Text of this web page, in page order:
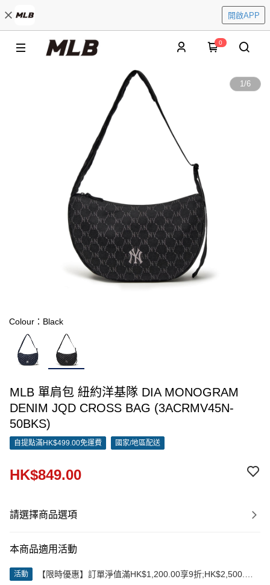
開啟APP
0
1/6
Colour：Black
MLB 單肩包 紐約洋基隊 DIA MONOGRAM
DENIM JQD CROSS BAG (3ACRMV45N-
50BKS)
自提點滿HK$499.00免運費 國家/地區配送
HK$849.00
請選擇商品選項
本商品適用活動
活動
【限時優惠】訂單淨值滿HK$1,200.00享9折;HK$2,500.00